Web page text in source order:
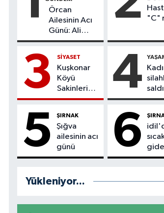
Örcan
Ailesinin Acı
Günü: Ali
Örcan
Kaybetti
"C"
3 SİYASET
Kuşkonar
Köyü
Sakinleri
Doğdukları
Dönmek
İstiyor
4
5 ŞIRNAK
Şığva
ailesinin acı
günü
6
Yükleniyor...